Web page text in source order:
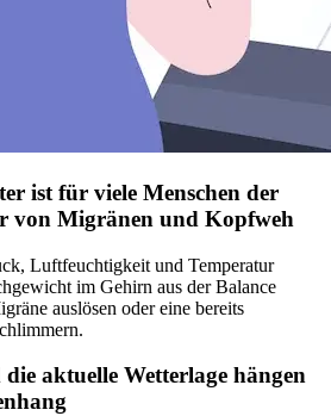
ist für viele Menschen der
von Migränen und Kopfweh
Luftfeuchtigkeit und Temperatur
im Gehirn aus der Balance
auslösen oder eine bereits
aktuelle Wetterlage hängen